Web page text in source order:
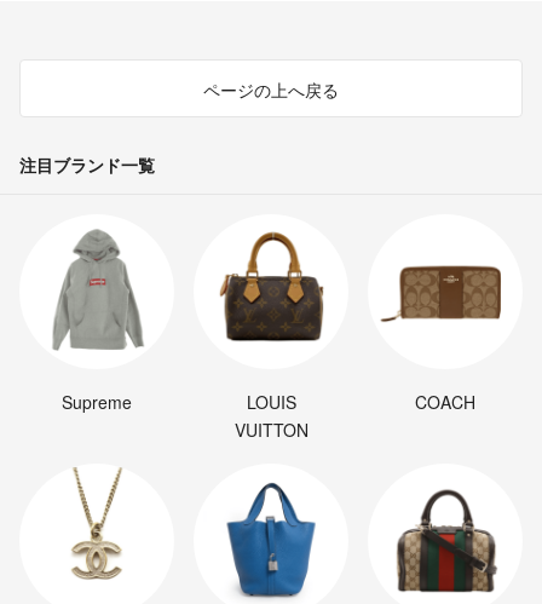
ページの上へ戻る
注目ブランド一覧
Supreme
LOUIS
VUITTON
COACH